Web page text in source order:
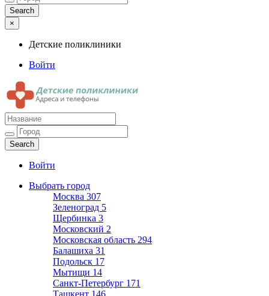
×
Детские поликлиники
Войти
Детские поликлиники
Адреса и телефоны поликлиник
Войти
Выбрать город
Москва 307
Зеленоград 5
Щербинка 3
Московский 2
Московская область 294
Балашиха 31
Подольск 17
Мытищи 14
Санкт-Петербург 171
Ташкент 146